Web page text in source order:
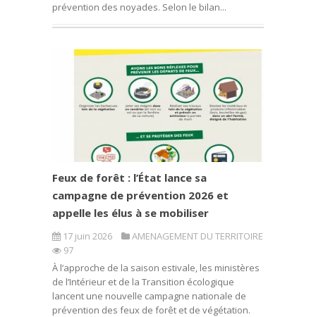
prévention des noyades. Selon le bilan...
Feux de forêt : l’État lance sa
campagne de prévention 2026 et
appelle les élus à se mobiliser
17 juin 2026
AMENAGEMENT DU TERRITOIRE
97
À l’approche de la saison estivale, les ministères
de l’Intérieur et de la Transition écologique
lancent une nouvelle campagne nationale de
prévention des feux de forêt et de végétation.